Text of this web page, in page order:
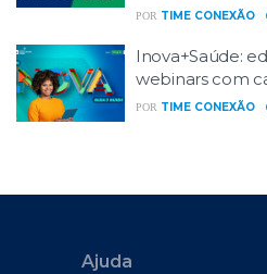
POR TIME CONEXÃO
Inova+Saúde:
webinars com
POR TIME CONEXÃO
Ajuda